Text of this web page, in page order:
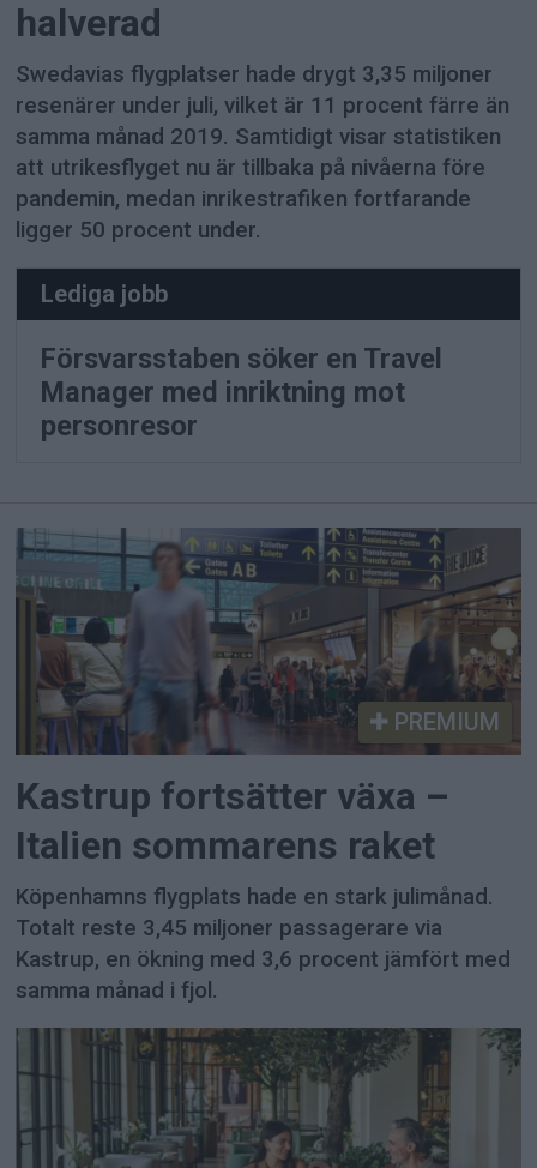
halverad
Swedavias flygplatser hade drygt 3,35 miljoner
resenärer under juli, vilket är 11 procent färre än
samma månad 2019. Samtidigt visar statistiken
att utrikesflyget nu är tillbaka på nivåerna före
pandemin, medan inrikestrafiken fortfarande
ligger 50 procent under.
Lediga jobb
Försvarsstaben söker en Travel
Manager med inriktning mot
personresor
PREMIUM
Kastrup fortsätter växa –
Italien sommarens raket
Köpenhamns flygplats hade en stark julimånad.
Totalt reste 3,45 miljoner passagerare via
Kastrup, en ökning med 3,6 procent jämfört med
samma månad i fjol.